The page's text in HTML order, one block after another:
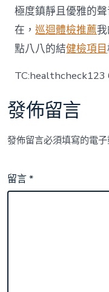
極度鎮靜且優雅的
在，巡迴體檢推薦
點八八的結健檢項目
發佈留言
發佈留言必須填寫的電
留言*